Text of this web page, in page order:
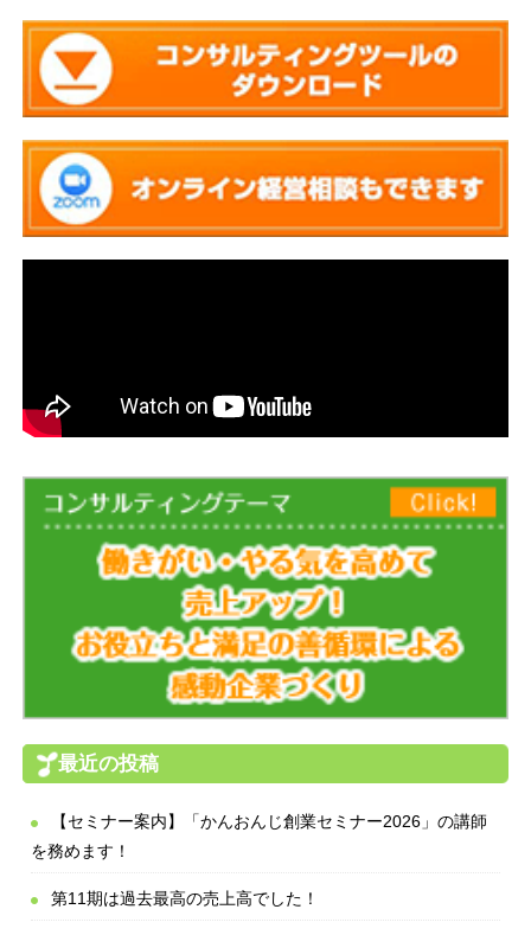
最近の投稿
【セミナー案内】「かんおんじ創業セミナー2026」の講師
を務めます！
第11期は過去最高の売上高でした！